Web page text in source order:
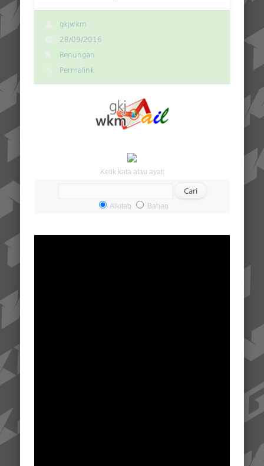
gkjwkm
28/09/2016
Renungan
Permalink
Ketik kata atau ayat:
Alkitab Bahan